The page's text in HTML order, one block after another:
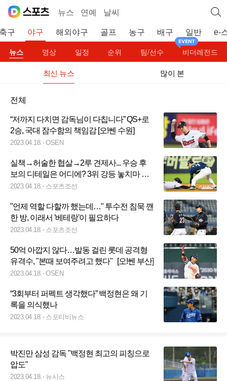
뉴스 연예 날씨
구 야구 해외야구 골프 농구 배구 일반 e-
뉴스 영상 일정 순위 팀/선수 비더레전드
최신 뉴스 많이 본
전체
“저까지 다치면 감독님이 다칩니다” QS+로
2승, 국대 잠수함의 책임감 [오!쎈 수원]
2023.04.18. OSEN
실책→허술한 협살→2루 견제사... 우승 후
보의 디테일은 어디에? 3위 강등 놓치마 정
신줄[잠실 리포트]
2023.04.18. 스포츠조선
"언제 역할 다할까 했는데…" 투수전 침묵 깬
한 방, 이래서 '베테랑'이 필요하다
2023.04.18. 스포츠조선
50억 아깝지 않다…발동 걸린 롯데 공격형
유격수, "본때 보여주려고 했다" [오!쎈 부산]
2023.04.18. OSEN
“3회부터 퍼펙트 생각했다” 백정현은 왜 기
록을 의식했나
2023.04.18. 스포티비뉴스
박진만 삼성 감독 "백정현 최고의 피칭으로
압도"
2023.04.18. 뉴시스